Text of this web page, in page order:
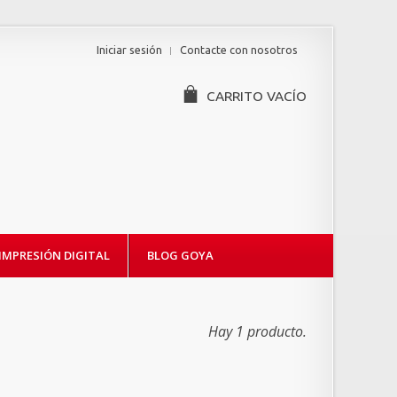
Contacte con nosotros
Iniciar sesión
CARRITO VACÍO
IMPRESIÓN DIGITAL BLOG GOYA
Hay 1 producto.